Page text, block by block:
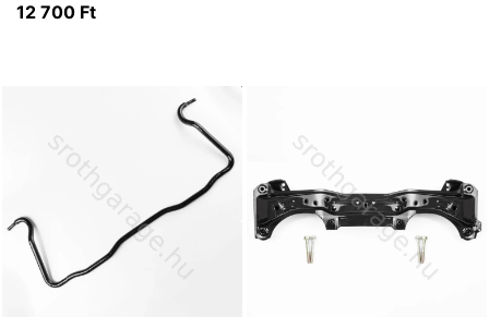
12 700 Ft